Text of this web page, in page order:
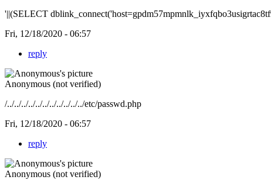
'||(SELECT
Fri, 12/18/2020 - 06:57
reply
Anonymous (not verified)
/../../../../../../../../../../../etc/passwd.php
Fri, 12/18/2020 - 06:57
reply
Anonymous (not verified)